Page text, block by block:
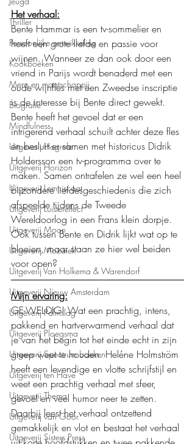
Thriller
Persoonlijke ontwikkeling
Kookboeken
Mens en maatschappij
Biografie
Mindfulness
Uitgeverij Hogrefe
Uitgeverij Horizon
Uitgeverij Lemniscaat
Uitgeverij Luistereffect
Uitgeverij Moon
Uitgeverij Mozaïek
Uitgeverij Van Holkema & Warendorf
Uitgeverij Nieuw Amsterdam
Uitgeverij Palmslag
Uitgeverij Ploegsma
Uitgeverij Spectrum boeken
Uitgeverij ten Have
Uitgeverij Thema
Uitgeverij van Goor
Uitgeverij Sisters Press
Het verhaal:
Bente Hammar is een tv-sommelier en
heeft een grote liefde en passie voor
wijnen. Wanneer ze dan ook door een
vriend in Parijs wordt benaderd met een
oude wijnfles met een Zweedse inscriptie
is de interesse bij Bente direct gewekt.
Bente heeft het gevoel dat er een
intrigerend verhaal schuilt achter deze fles
en besluit er samen met historicus Didrik
Holdersson een tv-programma over te
maken. Samen ontrafelen ze wel een heel
bijzondere liefdesgeschiedenis die zich
afspeelde tijdens de Tweede
Wereldoorlog in een Frans klein dorpje.
Ook tussen Bente en Didrik lijkt wat op te
bloeien, maar staan ze hier wel beiden
voor open?
Mijn ervaring:
GE-WEL-DIG! Wat een prachtig, intens,
pakkend en hartverwarmend verhaal dat
je van het begin tot het einde echt in zijn
greep weet te houden. Heléne Holmström
heeft een levendige en vlotte schrijfstijl en
weet een prachtig verhaal met sfeer,
gevoel en veel humor neer te zetten.
Daarbij leest het verhaal ontzettend
gemakkelijk en vlot en bestaat het verhaal